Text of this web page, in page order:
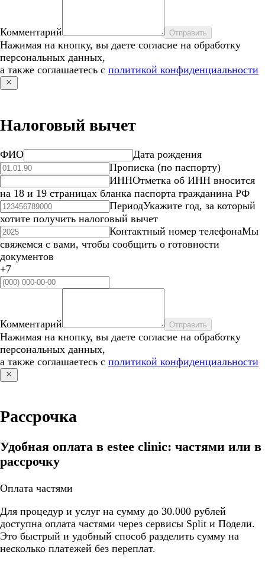
Комментарий Отправить
Нажимая на кнопку, вы даете согласие на обработку
персональных данных,
а также соглашаетесь с политикой конфиденциальности
Налоговый вычет
ФИО
Дата рождения
Прописка (по паспорту)
ИННОтметка об ИНН вносится
на 18 и 19 страницах бланка паспорта гражданина РФ
ПериодУкажите год, за который
хотите получить налоговый вычет
Контактный номер телефонаМы
свяжемся с вами, чтобы сообщить о готовности
документов
+7
Комментарий Отправить
Нажимая на кнопку, вы даете согласие на обработку
персональных данных,
а также соглашаетесь с политикой конфиденциальности
Рассрочка
Удобная оплата в estee clinic: частями или в
рассрочку
Оплата частями
Для процедур и услуг на сумму до 30.000 рублей
доступна оплата частями через сервисы Split и Подели.
Это быстрый и удобный способ разделить сумму на
несколько платежей без переплат.